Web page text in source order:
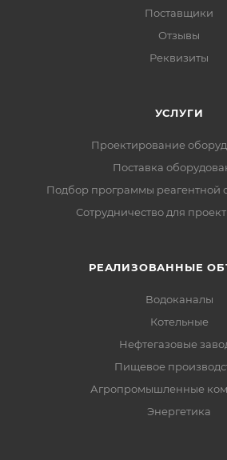
Поставщики
Отзывы
Реквизиты
УСЛУГИ
Проектирование
Поставка
Подбор программы реагентной
Сотрудничество для
РЕАЛИЗОВАННЫЕ
Водоканалы
Котельные
Нефтегазовые
Пищевое
Агропромышленные
Энергетика